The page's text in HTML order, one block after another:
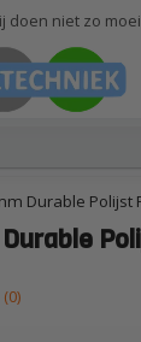
doen niet zo
Durable Polijst
(0)